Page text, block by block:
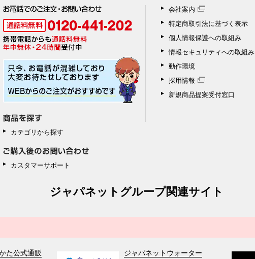
カテゴリから探す
カスタマーサポート
会社案内
特定商取引法に基づく表示
個人情報保護への取組み
情報セキュリティへの取組み
動作環境
採用情報
新規商品提案受付窓口
ジャパネットグループ関連サイト
た公式通販 ジャパネットウォーター